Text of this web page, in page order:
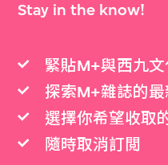
Stay in the know!
緊貼M+與西九
探索M+雜誌的
選擇你希望收取
隨時取消訂閲